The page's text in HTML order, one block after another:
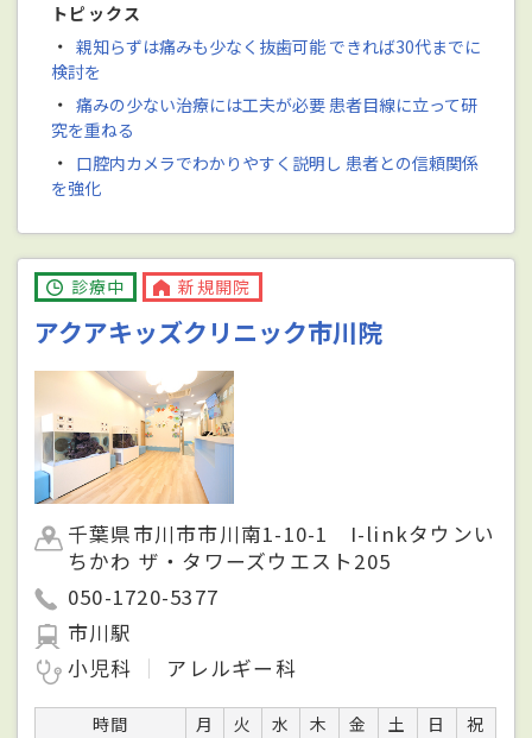
トピックス
・ 親知らずは痛みも少なく抜歯可能 できれば30代までに
検討を
・ 痛みの少ない治療には工夫が必要 患者目線に立って研
究を重ねる
・ 口腔内カメラでわかりやすく説明し 患者との信頼関係
を強化
診療中 新規開院
アクアキッズクリニック市川院
千葉県市川市市川南1-10-1 I-linkタウンい
ちかわ ザ・タワーズウエスト205
050-1720-5377
市川駅
小児科
アレルギー科
時間 月 火 水 木 金 土 日
祝